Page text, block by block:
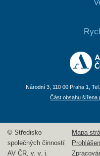
Národní 3, 110 00 Praha 1,
Část obsahu šířena
© Středisko
společných činností
AV ČR, v. v. i.
Mapa